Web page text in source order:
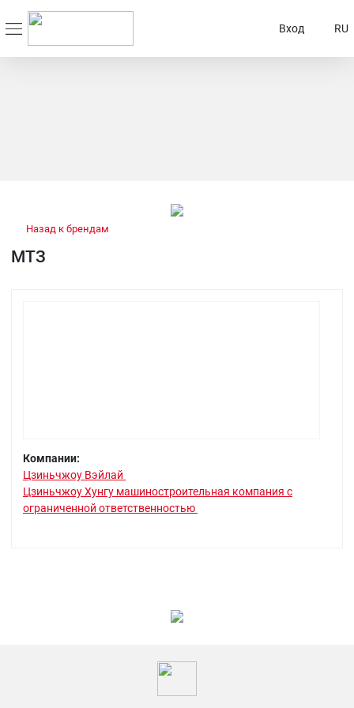
Вход RU
Назад к брендам
МТЗ
Компании:
Цзиньчжоу Вэйлай
Цзиньчжоу Хунгу машиностроительная компания с
ограниченной ответственностью